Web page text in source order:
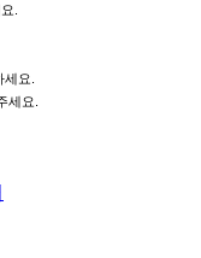
.
요.
세요.
스
드레스
이커